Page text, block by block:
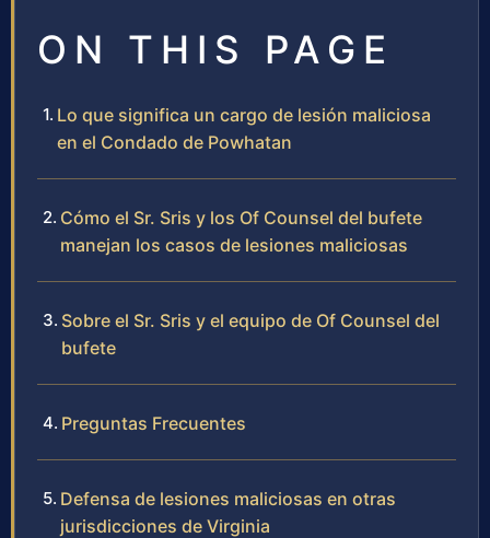
ON THIS PAGE
Lo que significa un cargo de lesión maliciosa
en el Condado de Powhatan
Cómo el Sr. Sris y los Of Counsel del bufete
manejan los casos de lesiones maliciosas
Sobre el Sr. Sris y el equipo de Of Counsel del
bufete
Preguntas Frecuentes
Defensa de lesiones maliciosas en otras
jurisdicciones de Virginia